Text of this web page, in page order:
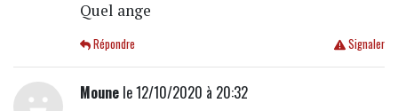
Quel ange
Signaler
Répondre
Mounele 12/10/2020 à 20:32